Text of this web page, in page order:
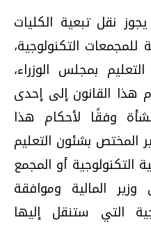
نقل تبعية الكليات
للمجمعات التكنولوجية،
بمجلس الوزراء،
هذا القانون إلى إحدى
وفقًا لأحكام هذا
المختص بشئون التعليم
التكنولوجية أو المجمع
المالية وموافقة
التي ستنقل إليها